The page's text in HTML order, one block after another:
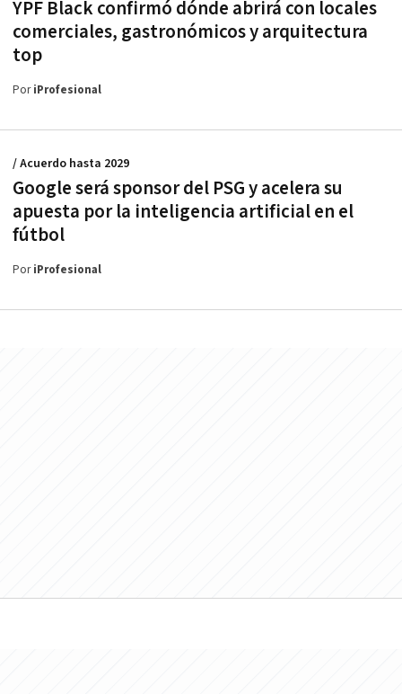
YPF Black confirmó dónde abrirá con locales
comerciales, gastronómicos y arquitectura
top
PoriProfesional
Google será sponsor del PSG y acelera su
apuesta por la inteligencia artificial en el
fútbol
/ Acuerdo hasta 2029
PoriProfesional